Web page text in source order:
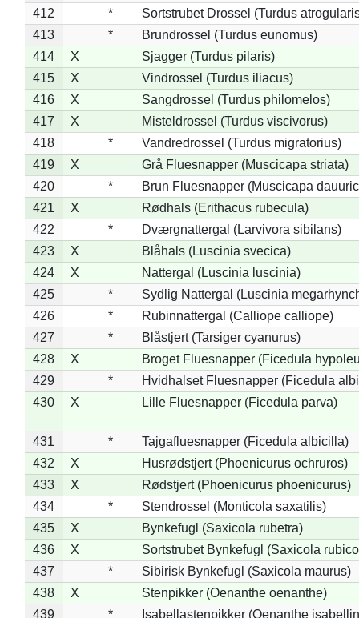
412
*
Sortstrubet Drossel (Turdus
413
*
Brundrossel (Turdus eunomus)
414
X
Sjagger (Turdus pilaris)
415
X
Vindrossel (Turdus iliacus)
416
X
Sangdrossel (Turdus philomelos)
417
X
Misteldrossel (Turdus viscivorus)
418
*
Vandredrossel (Turdus migratorius)
419
X
Grå Fluesnapper (Muscicapa striata)
420
*
Brun Fluesnapper (Muscicapa
421
X
Rødhals (Erithacus rubecula)
422
*
Dværgnattergal (Larvivora sibilans)
423
X
Blåhals (Luscinia svecica)
424
X
Nattergal (Luscinia luscinia)
425
*
Sydlig Nattergal (Luscinia
426
*
Rubinnattergal (Calliope calliope)
427
*
Blåstjert (Tarsiger cyanurus)
428
X
Broget Fluesnapper (Ficedula
429
*
Hvidhalset Fluesnapper (Ficedula
430
X Lille Fluesnapper (Ficedula parva)
431 *
Tajgafluesnapper (Ficedula albicilla)
432
X
Husrødstjert (Phoenicurus ochruros)
433
X
Rødstjert (Phoenicurus phoenicurus)
434
*
Stendrossel (Monticola saxatilis)
435
X
Bynkefugl (Saxicola rubetra)
436
X
Sortstrubet Bynkefugl (Saxicola
437
*
Sibirisk Bynkefugl (Saxicola maurus)
438
X
Stenpikker (Oenanthe oenanthe)
439
*
Isabellastenpikker (Oenanthe